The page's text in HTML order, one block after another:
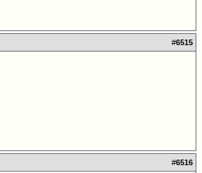
#6515
#6516